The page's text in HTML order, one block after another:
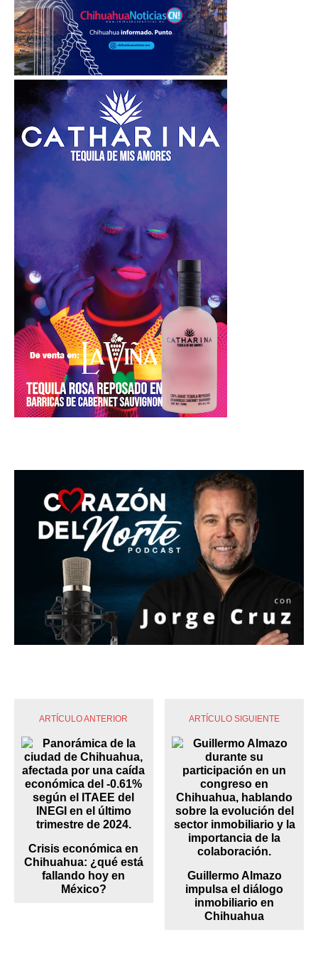
ARTÍCULO ANTERIOR
Crisis económica en
Chihuahua: ¿qué está
fallando hoy en
México?
ARTÍCULO SIGUIENTE
Guillermo Almazo
impulsa el diálogo
inmobiliario en
Chihuahua